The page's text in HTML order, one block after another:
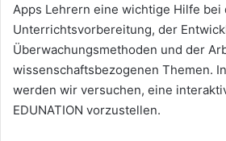
Apps Lehrern eine wichtige Hilfe bei
Unterrichtsvorbereitung, der
Überwachungsmethoden und der
wissenschaftsbezogenen Themen.
werden wir versuchen, eine
EDUNATION vorzustellen.